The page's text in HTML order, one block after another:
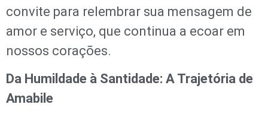
convite para relembrar sua mensagem de
amor e serviço, que continua a ecoar em
nossos corações.
Da Humildade à Santidade: A Trajetória de
Amabile